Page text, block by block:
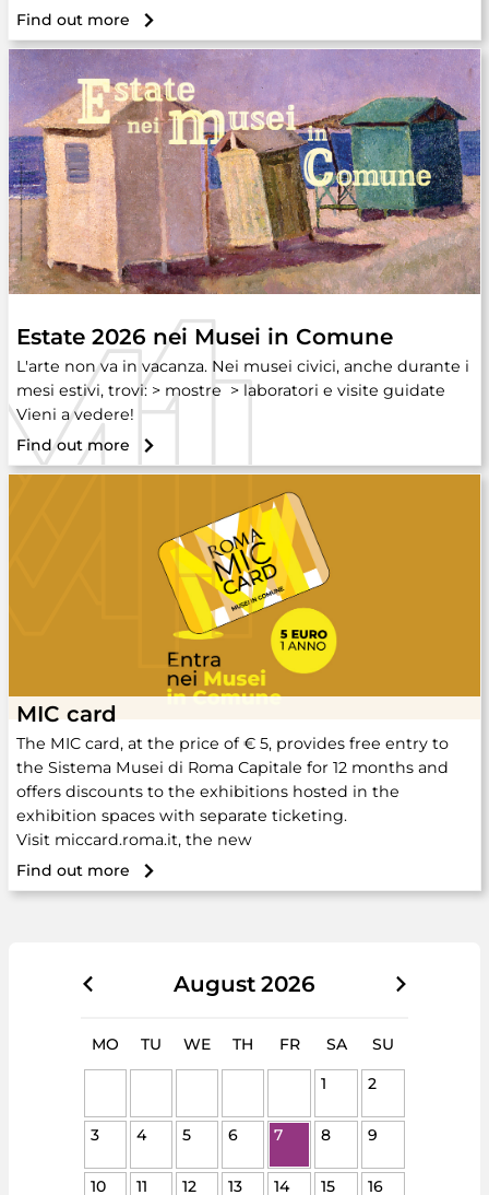
Find out more
Estate 2026 nei Musei in Comune
L'arte non va in vacanza. Nei musei civici, anche durante i
mesi estivi, trovi: > mostre > laboratori e visite guidate
Vieni a vedere!
Find out more
MIC card
The MIC card, at the price of € 5, provides free entry to
the Sistema Musei di Roma Capitale for 12 months and
offers discounts to the exhibitions hosted in the
exhibition spaces with separate ticketing.
Visit miccard.roma.it, the new
Find out more
August 2026
MO TU WE TH FR SA
SU
1
2
3 4 5 6 7 8 9
10 11 12 13 14 15 16